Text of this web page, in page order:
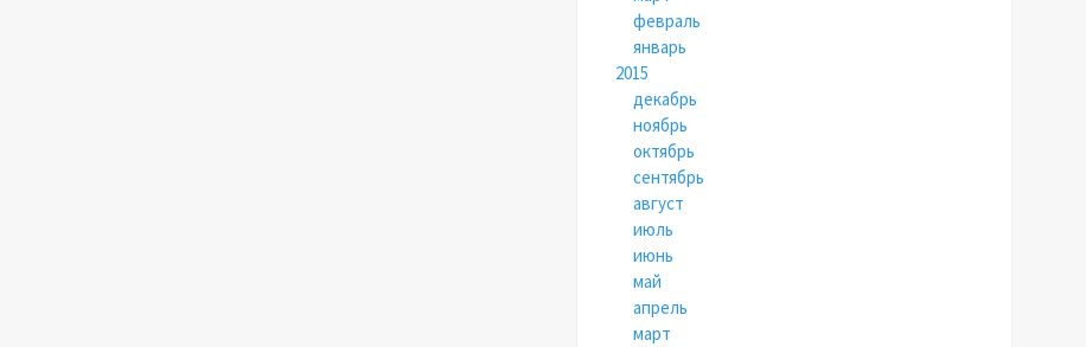
февраль
январь
2015
декабрь
ноябрь
октябрь
сентябрь
август
июль
июнь
май
апрель
март